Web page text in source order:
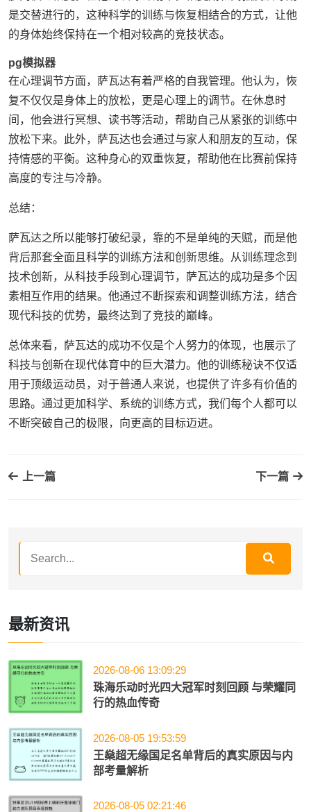
是交替进行的，这种科学的训练与恢复相结合的方式，让他
的身体始终保持在一个相对较高的竞技状态。
pg模拟器
在心理调节方面，萨瓦达有着严格的自我管理。他认为，恢
复不仅仅是身体上的放松，更是心理上的调节。在休息时
间，他会进行冥想、读书等活动，帮助自己从紧张的训练中
放松下来。此外，萨瓦达也会通过与家人和朋友的互动，保
持情感的平衡。这种身心的双重恢复，帮助他在比赛前保持
高度的专注与冷静。
总结：
萨瓦达之所以能够打破纪录，靠的不是单纯的天赋，而是他
背后那套全面且科学的训练方法和创新思维。从训练理念到
技术创新，从科技手段到心理调节，萨瓦达的成功是多个因
素相互作用的结果。他通过不断探索和调整训练方法，结合
现代科技的优势，最终达到了竞技的巅峰。
总体来看，萨瓦达的成功不仅是个人努力的体现，也展示了
科技与创新在现代体育中的巨大潜力。他的训练秘诀不仅适
用于顶级运动员，对于普通人来说，也提供了许多有价值的
思路。通过更加科学、系统的训练方式，我们每个人都可以
不断突破自己的极限，向更高的目标迈进。
上一篇 下一篇
最新资讯
2026-08-06 13:09:29
珠海乐动时光四大冠军时刻回顾 与荣耀同
行的热血传奇
2026-08-05 19:53:59
王燊超无缘国足名单背后的真实原因与内
部考量解析
2026-08-05 02:21:46